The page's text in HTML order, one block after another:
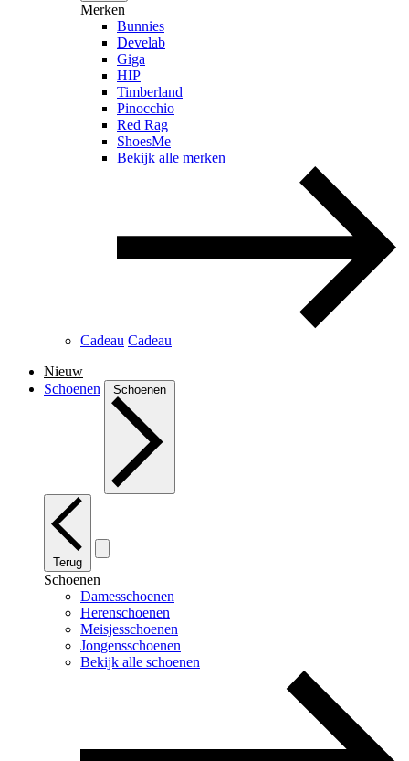
Merken
Bunnies
Develab
Giga
HIP
Timberland
Pinocchio
Red Rag
ShoesMe
Bekijk alle merken
Cadeau Cadeau
Nieuw
Schoenen
Schoenen
Terug
Schoenen
Damesschoenen
Herenschoenen
Meisjesschoenen
Jongensschoenen
Bekijk alle schoenen